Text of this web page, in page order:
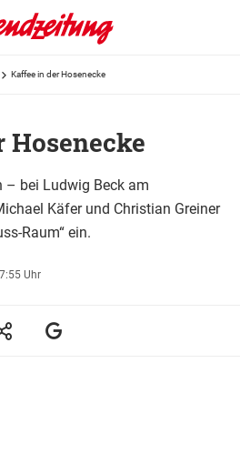
Kaffee in der Hosenecke
– bei Ludwig Beck am
Käfer und Christian Greiner
Raum“ ein.
Uhr